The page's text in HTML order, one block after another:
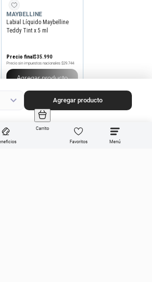
Carrito
Favoritos
Agregar producto
MAYBELLINE
Labial Líquido Maybelline
Teddy Tint x 5 ml
Precio final$35.990
Precio sin impuestos nacionales $29.744
Agregar producto